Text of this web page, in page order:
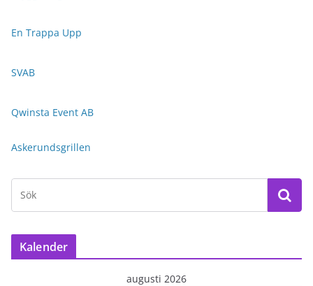
En Trappa Upp
SVAB
Qwinsta Event AB
Askerundsgrillen
Kalender
augusti 2026